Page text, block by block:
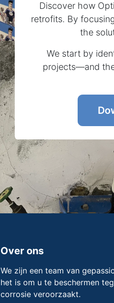
Discover how
retrofits. By
the
We start by
projects—and
Over ons
We zijn een team van
het is om u te beschermen
corrosie veroorzaakt.